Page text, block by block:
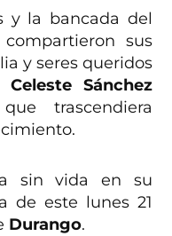
y la bancada del
sus
y seres queridos
Sánchez
trascendiera
sin vida en su
de este lunes 21
Durango.